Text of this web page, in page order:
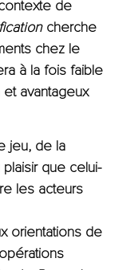
de
cherche
chez le
à la fois faible
avantageux
jeu, de la
plaisir que celui-
les acteurs
orientations de